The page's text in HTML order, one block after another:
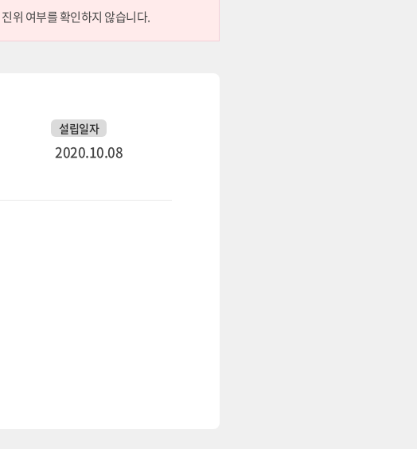
위 여부를 확인하지 않습니다.
설립일자
2020.10.08